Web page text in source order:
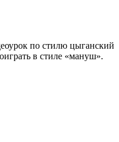
по стилю цыганский
в стиле «мануш».